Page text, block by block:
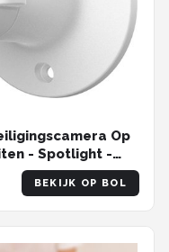
Op
- Spotlight -
- Oplaadbaar -
BEKIJK OP BOL